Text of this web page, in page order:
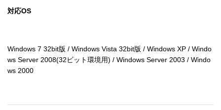
対応OS
Windows 7 32bit版 / Windows Vista 32bit版 / Windows XP / Windo
ws Server 2008(32ビット環境用) / Windows Server 2003 / Windo
ws 2000